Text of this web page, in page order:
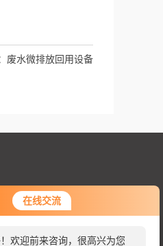
在线交流
欢迎前来咨询，很高兴为您
废水微排放回用设备
解更多信息：